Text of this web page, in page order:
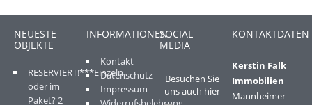
NEUESTE
OBJEKTE
RESERVIERT!***Einzeln
oder im
Paket? 2
INFORMATIONEN
Kontakt
Datenschutz
Impressum
SOCIAL
MEDIA
Besuchen Sie
uns auch hier
KONTAKTDATEN
Kerstin Falk
Immobilien
Mannheimer